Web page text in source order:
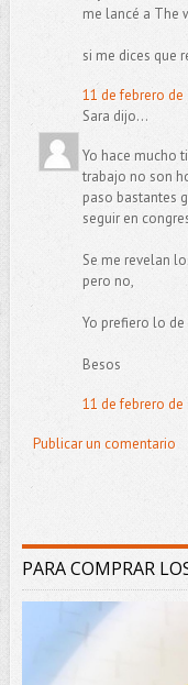
me lancé a The
si me dices que
11 de febrero de
Sara dijo...
Yo hace mucho
trabajo no son
paso bastantes
seguir en
Se me revelan
pero no,
Yo prefiero lo de
Besos
11 de febrero de
Publicar un comentario
PARA COMPRAR